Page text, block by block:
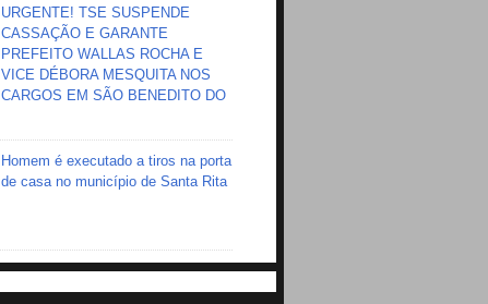
URGENTE! TSE SUSPENDE
CASSAÇÃO E GARANTE
PREFEITO WALLAS ROCHA E
VICE DÉBORA MESQUITA NOS
CARGOS EM SÃO BENEDITO DO
Homem é executado a tiros na porta
de casa no município de Santa Rita